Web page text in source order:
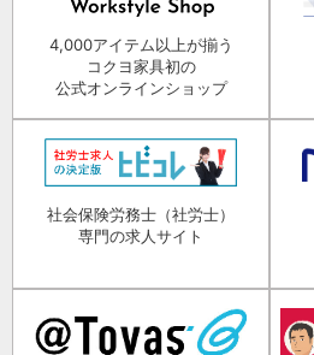
4,000アイテム以上が揃う
コクヨ家具初の
公式オンラインショップ
社会保険労務士（社労士）
専門の求人サイト